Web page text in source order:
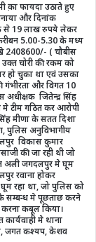
क़ा फायदा उठाते हुए
और दिनांक
से 19 लाख रुपये लेकर
5.00-5.30 के मध्य
2408600/- ( चौबीस
चोरी की रकम को
हो चुका था एवं उसका
गंभीरता और विगत 10
अधीक्षक जितेन्द्र सिंह
मे टीम गठित कर आरोपी
मीणा के सतत दिशा
पुलिस अनुविभागीय
विकास कुमार
की जा रही थी जो
अली जगदलपुर मे घूम
रवाना होकर
रहा था, जो पुलिस को
सम्बन्ध मे पूछताछ करने
करना कबूल किया।
मे थाना
जगत कश्यप, केशव